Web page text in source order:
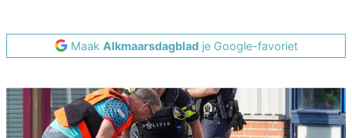
Maak Alkmaarsdagbladje Google-favoriet